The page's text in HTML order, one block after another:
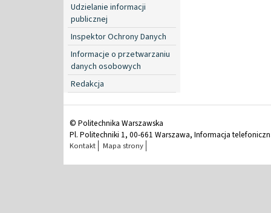
Udzielanie informacji
publicznej
Inspektor Ochrony Danych
Informacje o przetwarzaniu
danych osobowych
Redakcja
© Politechnika Warszawska
Pl. Politechniki 1, 00-661 Warszawa, Informacja
Kontakt Mapa strony